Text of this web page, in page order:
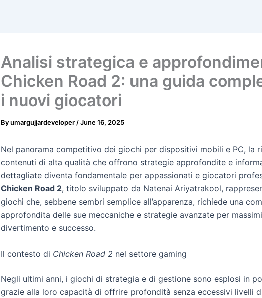
Analisi strategica e
Chicken Road 2: una guida
i nuovi giocatori
Byumargujjardeveloper /June 16, 2025
Nel panorama competitivo dei giochi per dispositivi mobili e PC, la
contenuti di alta qualità che offrono strategie approfondite e
dettagliate diventa fondamentale per appassionati e giocatori
Chicken Road 2, titolo sviluppato da Natenai Ariyatrakool,
giochi che, sebbene sembri semplice all’apparenza, richiede una
approfondita delle sue meccaniche e strategie avanzate per
divertimento e successo.
Il contesto di Chicken Road 2 nel settore gaming
Negli ultimi anni, i giochi di strategia e di gestione sono esplosi in
grazie alla loro capacità di offrire profondità senza eccessivi livelli